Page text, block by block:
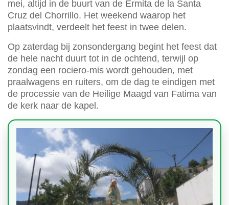
mei, altijd in de buurt van de Ermita de la Santa
Cruz del Chorrillo. Het weekend waarop het
plaatsvindt, verdeelt het feest in twee delen.
Op zaterdag bij zonsondergang begint het feest dat
de hele nacht duurt tot in de ochtend, terwijl op
zondag een rociero-mis wordt gehouden, met
praalwagens en ruiters, om de dag te eindigen met
de processie van de Heilige Maagd van Fatima van
de kerk naar de kapel.